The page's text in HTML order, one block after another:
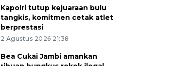
Kapolri tutup kejuaraan bulu
tangkis, komitmen cetak atlet
berprestasi
2 Agustus 2026 21:38
Bea Cukai Jambi amankan